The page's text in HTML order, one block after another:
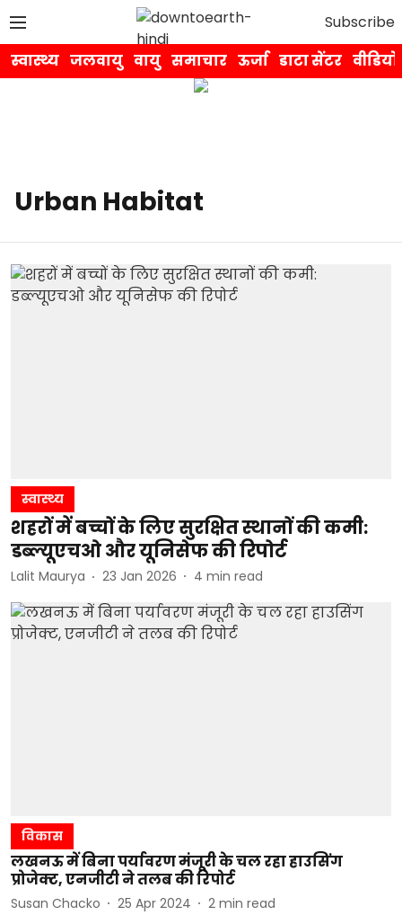
Subscribe
स्वास्थ्य जलवायु वायु समाचार ऊर्जा डाटा सेंटर वीडियो
Urban Habitat
स्वास्थ्य
शहरों में बच्चों के लिए सुरक्षित स्थानों की कमी:
डब्ल्यूएचओ और यूनिसेफ की रिपोर्ट
Lalit Maurya 23 Jan 2026 4 min read
विकास
लखनऊ में बिना पर्यावरण मंजूरी के चल रहा हाउसिंग
प्रोजेक्ट, एनजीटी ने तलब की रिपोर्ट
Susan Chacko 25 Apr 2024 2 min read